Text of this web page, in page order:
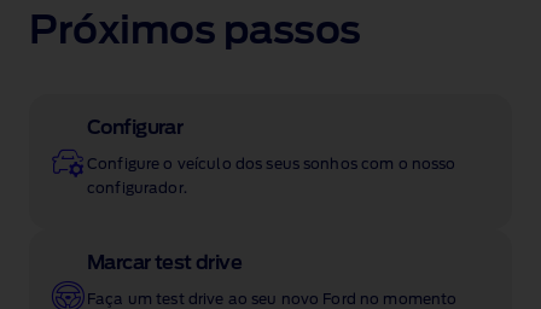
Próximos passos
Configurar
Configure o veículo dos seus sonhos com o nosso
configurador.
Marcar test drive
Faça um test drive ao seu novo Ford no momento